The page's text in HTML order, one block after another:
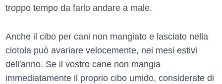
troppo tempo da farlo andare a male.
Anche il cibo per cani non mangiato e lasciato nella
ciotola può avariare velocemente, nei mesi estivi
dell'anno. Se il vostro cane non mangia
immediatamente il proprio cibo umido, considerate di